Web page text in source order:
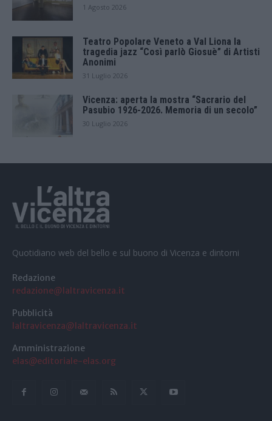
1 Agosto 2026
Teatro Popolare Veneto a Val Liona la
tragedia jazz “Così parlò Giosuè” di Artisti
Anonimi
31 Luglio 2026
Vicenza: aperta la mostra “Sacrario del
Pasubio 1926-2026. Memoria di un secolo”
30 Luglio 2026
Quotidiano web del bello e sul buono di Vicenza e dintorni
Redazione
redazione@laltravicenza.it
Pubblicità
laltravicenza@laltravicenza.it
Amministrazione
elas@editoriale-elas.org